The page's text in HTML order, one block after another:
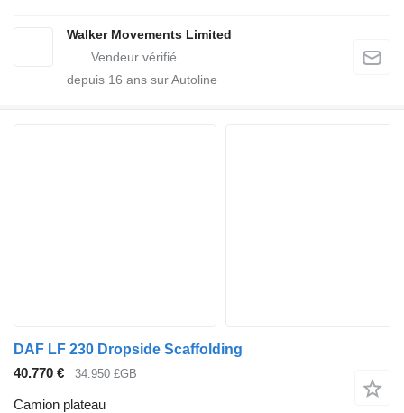
Walker Movements Limited
depuis 16 ans sur Autoline
DAF LF 230 Dropside Scaffolding
40.770 €
34.950 £GB
Camion plateau